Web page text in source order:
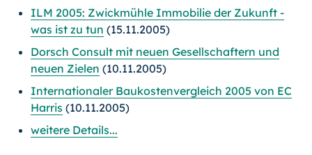
ILM 2005: Zwickmühle Immobilie der Zukunft -
was ist zu tun (15.11.2005)
Dorsch Consult mit neuen Gesellschaftern und
neuen Zielen (10.11.2005)
Internationaler Baukostenvergleich 2005 von EC
Harris (10.11.2005)
weitere Details...